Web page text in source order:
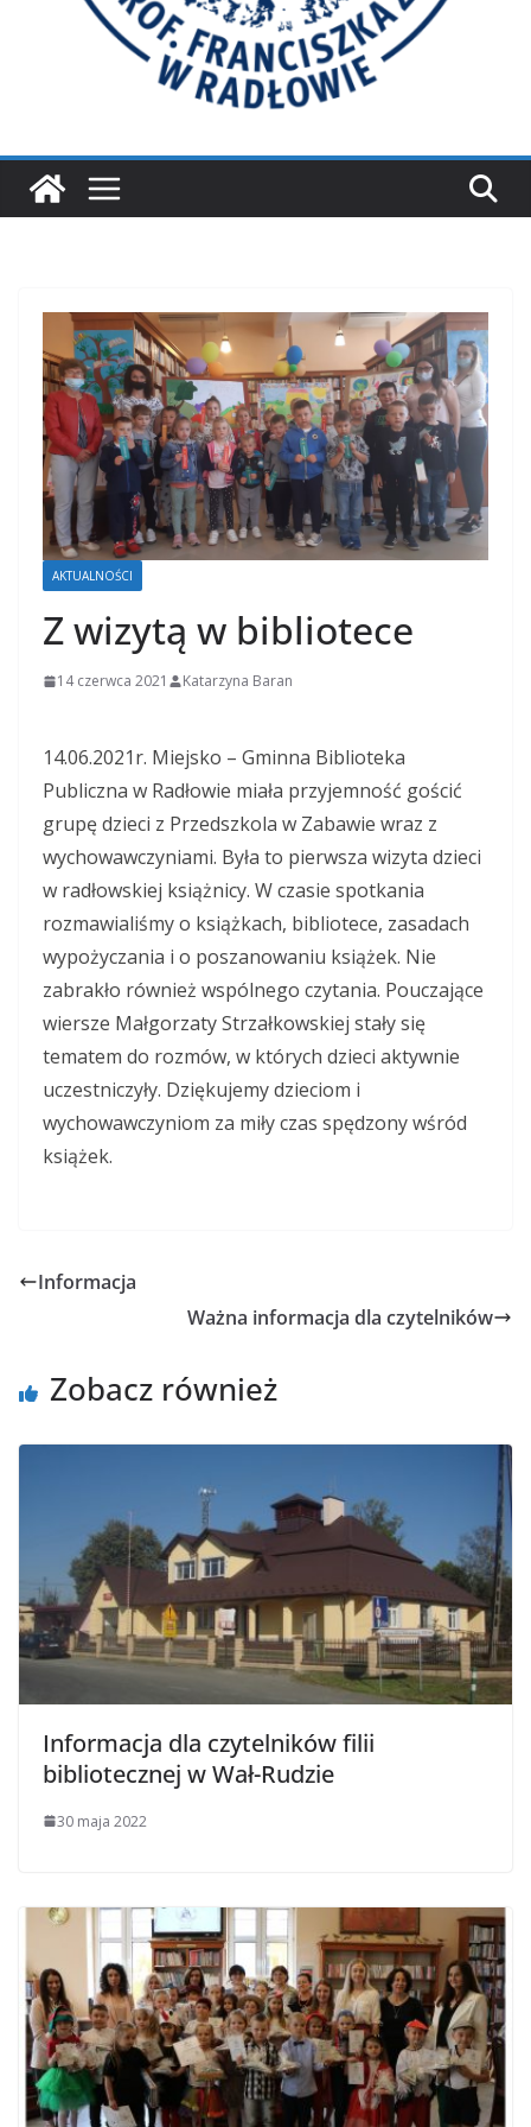
AKTUALNOŚCI
Z wizytą w bibliotece
14 czerwca 2021 Katarzyna Baran
14.06.2021r. Miejsko – Gminna Biblioteka
Publiczna w Radłowie miała przyjemność gościć
grupę dzieci z Przedszkola w Zabawie wraz z
wychowawczyniami. Była to pierwsza wizyta dzieci
w radłowskiej książnicy. W czasie spotkania
rozmawialiśmy o książkach, bibliotece, zasadach
wypożyczania i o poszanowaniu książek. Nie
zabrakło również wspólnego czytania. Pouczające
wiersze Małgorzaty Strzałkowskiej stały się
tematem do rozmów, w których dzieci aktywnie
uczestniczyły. Dziękujemy dzieciom i
wychowawczyniom za miły czas spędzony wśród
książek.
Informacja
Ważna informacja dla czytelników
Zobacz również
Informacja dla czytelników filii
bibliotecznej w Wał-Rudzie
30 maja 2022